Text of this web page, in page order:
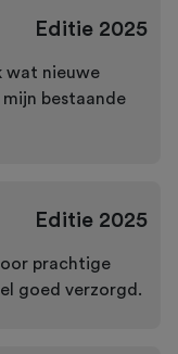
Editie2025
wat nieuwe
bestaande
Editie2025
prachtige
goed verzorgd.